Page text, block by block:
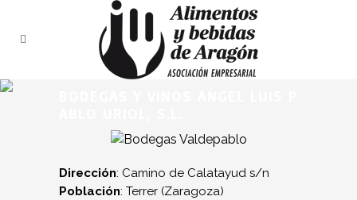
Dirección: Camino de Calatayud s/n
Población: Terrer (Zaragoza)